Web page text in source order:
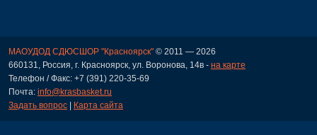
МАОУДОД СДЮСШОР "Красноярск" © 2011 — 2026
660131, Россия, г. Красноярск, ул. Воронова, 14в - на карте
Телефон / Факс: +7 (391) 220-35-69
Почта: info@krasbasket.ru
Задать вопрос
Карта сайта